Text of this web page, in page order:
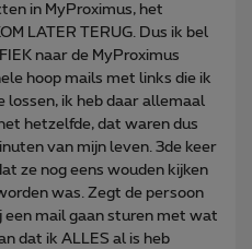
in MyProximus, het
LATER TERUG. Dus ik bel
naar de MyProximus
hoop mails met links die ik
lossen, ik heb daar allemaal
hetzelfde, dat waren dus
van mijn leven. 3de keer
ze nog eens wouden kijken
was. Zegt de persoon
een mail gaan sturen met wat
dat ik ALLES al is heb